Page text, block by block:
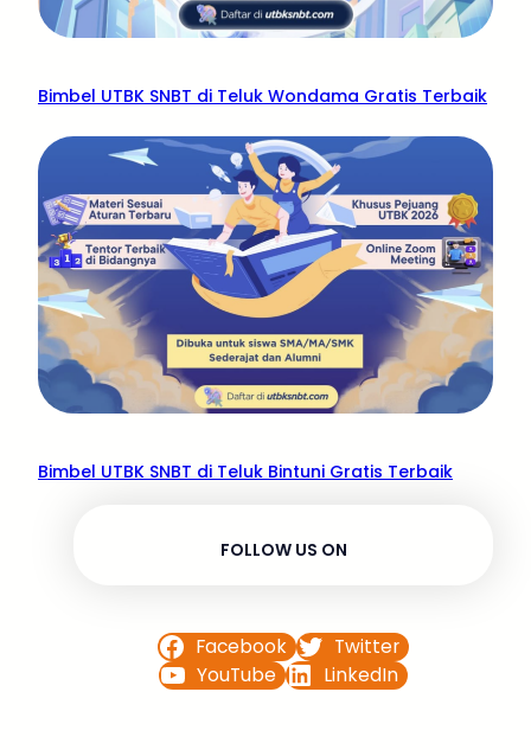
Bimbel UTBK SNBT di Teluk Wondama Gratis Terbaik
Bimbel UTBK SNBT di Teluk Bintuni Gratis Terbaik
FOLLOW US ON
Facebook
Twitter
YouTube
LinkedIn